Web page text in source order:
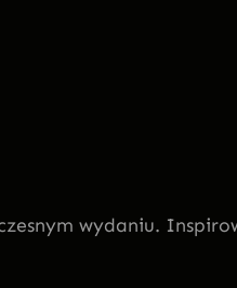
wydaniu.